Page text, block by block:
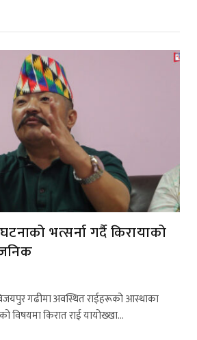
भत्सर्ना गर्दै किरायाको
गढीमा अवस्थित राईहरूको आस्थाका
विषयमा किरात राई यायोख्खा…